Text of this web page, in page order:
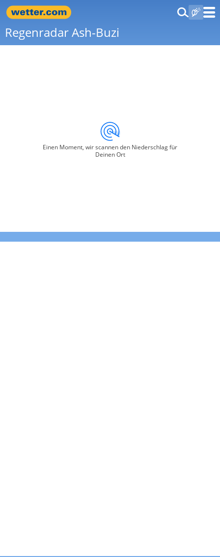
Regenradar Ash-Buzi
Einen Moment, wir scannen den Niederschlag für
Deinen Ort